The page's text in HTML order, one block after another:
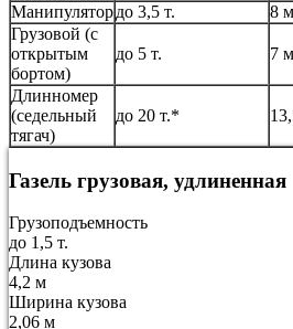
Манипулятордо 3,5 т. 8 м
Грузовой (с
открытым
бортом)
до 5 т. 7 м
Длинномер
(седельный
тягач)
до 20 т.*
Газель грузовая, удлиненная
Грузоподъемность
до 1,5 т.
Длина кузова
4,2 м
Ширина кузова
2,06 м